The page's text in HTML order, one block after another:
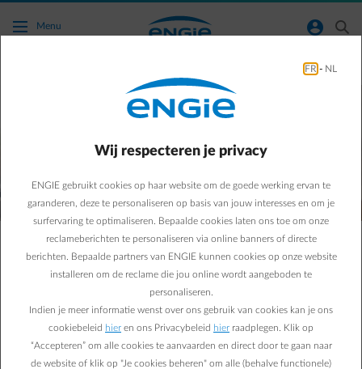
Ga naar de hoofdinhoud
Menu normal-account-circle search
Ons huis is even onze wereld geworden.
Maar ook van thuis uit kunnen we bijdragen aan een zero
carbon wereld.
Door van kartonnen verpakkingen creatief speelgoed te
maken bijvoorbeeld. Een slim wasrek in elkaar te steken om
energie te besparen.
Of door je huis te vullen met planten als natuurlijke airco.
Ontdek hieronder hoe je al deze energiebesparende klusjes
aanpakt.
FR - NL
Wij respecteren je privacy
ENGIE gebruikt cookies op haar website om de goede werking ervan te
garanderen, deze te personaliseren op basis van jouw interesses en om je
surfervaring te optimaliseren. Bepaalde cookies laten ons toe om onze
reclameberichten te personaliseren via online banners of directe
berichten. Bepaalde partners van ENGIE kunnen cookies op onze website
installeren om de reclame die jou online wordt aangeboden te
personaliseren.
Indien je meer informatie wenst over ons gebruik van cookies kan je ons
cookiebeleid hier en ons Privacybeleid hier raadplegen. Klik op
“Accepteren” om alle cookies te aanvaarden en direct door te gaan naar
de website of klik op "Je cookies beheren" om alle (behalve functionele)